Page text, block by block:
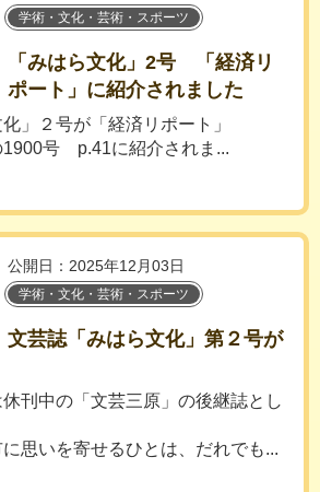
学術・文化・芸術・スポーツ
「みはら文化」2号 「経済リ
ポート」に紹介されました
」２号が「経済リポート」
1900号 p.41に紹介されま...
公開日：2025年12月03日
学術・文化・芸術・スポーツ
文芸誌「みはら文化」第２号が
休刊中の「文芸三原」の後継誌とし
思いを寄せるひとは、だれでも...